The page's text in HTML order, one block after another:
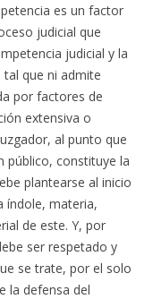
es un factor
judicial que
judicial y la
que ni admite
por factores de
extensiva o
al punto que
público, constituye la
plantearse al inicio
índole, materia,
de este. Y, por
ser respetado y
se trate, por el solo
la defensa del